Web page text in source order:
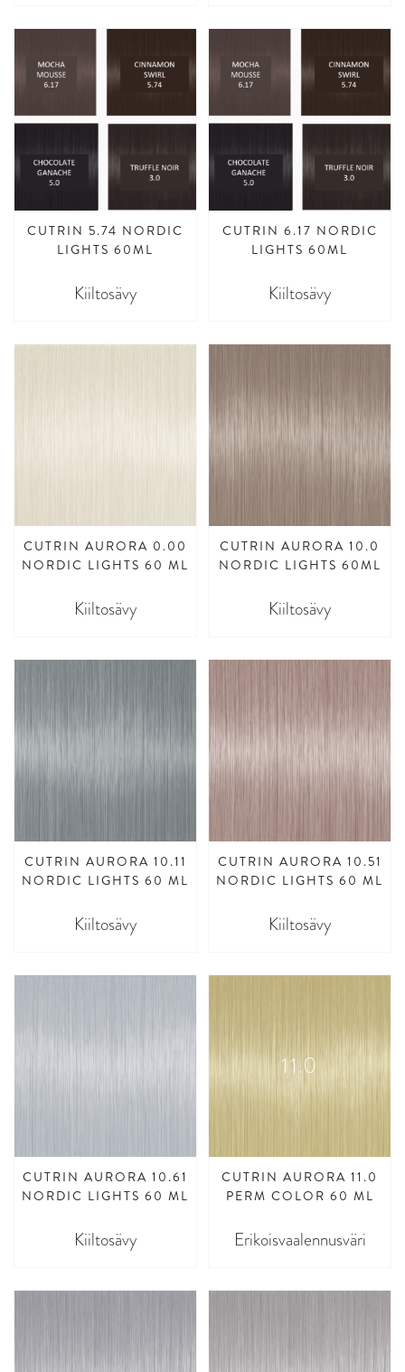
CUTRIN 5.74 NORDIC
LIGHTS 60ML
Kiiltosävy
CUTRIN 6.17 NORDIC
LIGHTS 60ML
Kiiltosävy
CUTRIN AURORA 0.00
NORDIC LIGHTS 60 ML
Kiiltosävy
CUTRIN AURORA 10.0
NORDIC LIGHTS 60ML
Kiiltosävy
CUTRIN AURORA 10.11
NORDIC LIGHTS 60 ML
Kiiltosävy
CUTRIN AURORA 10.51
NORDIC LIGHTS 60 ML
Kiiltosävy
CUTRIN AURORA 10.61
NORDIC LIGHTS 60 ML
Kiiltosävy
11.0
CUTRIN AURORA 11.0
PERM COLOR 60 ML
Erikoisvaalennusväri